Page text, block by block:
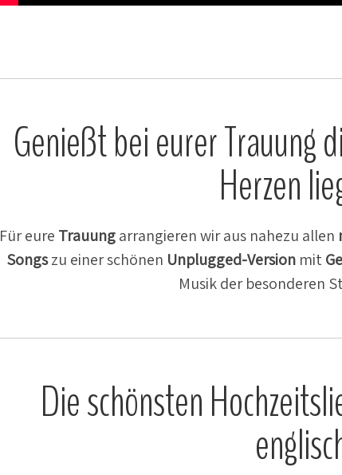
Genießt bei eurer Trauung
Herzen
Für eure Trauungarran­gieren wir aus nahezu allen
Songszu einer schönen Unplugged-Version mit
Musik der beson­deren
Die schönsten